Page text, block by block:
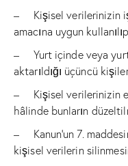
– Kişisel verilerinizin
amacına uygun
– Yurt içinde veya yurt
aktarıldığı üçüncü
– Kişisel verilerinizin
hâlinde bunların
– Kanun’un 7.
kişisel verilerin